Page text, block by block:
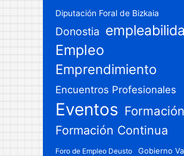
Diputación Foral de Bizkaia
Donostia
Empleo
Emprendimiento
Encuentros Profesionales
Eventos Formación
Formación Continua
Foro de Empleo Deusto Gobierno